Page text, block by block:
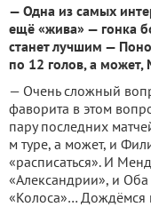
— Одна из самых
ещё «жива» — гонка
станет лучшим —
по 12 голов, а
— Очень сложный
фаворита в этом
пару последних
м туре, а может, и
«расписаться». И
«Александрии», и
«Колоса»… Дождёмся